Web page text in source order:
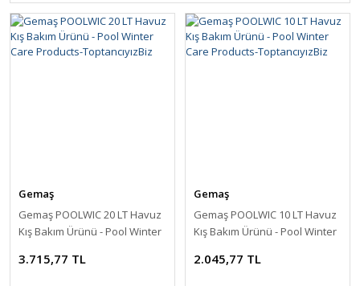
Gemaş
Gemaş POOLWIC 20 LT Havuz
Kış Bakım Ürünü - Pool Winter
3.715,77 TL
Gemaş
Gemaş POOLWIC 10 LT Havuz
Kış Bakım Ürünü - Pool Winter
2.045,77 TL